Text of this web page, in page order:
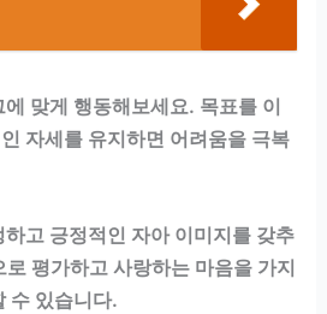
맞게 행동해보세요. 목표를 이
자세를 유지하면 어려움을 극복
고 긍정적인 자아 이미지를 갖추
평가하고 사랑하는 마음을 가지
수 있습니다.